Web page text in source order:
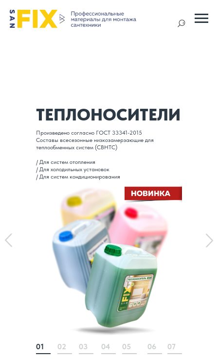
ТЕПЛОНОСИТЕЛИ
Произведено согласно ГОСТ 33341-2015
Составы всесезонные низкозамерзающие для
теплообменных систем (CBHTC)
/ Для систем отопления
/ Для холодильных установок
/ Для систем кондиционирования
06 07
05
04
03
01 02